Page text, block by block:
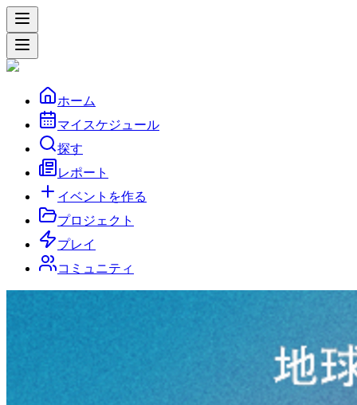
ホーム
マイスケジュール
探す
レポート
イベントを作る
プロジェクト
プレイ
コミュニティ